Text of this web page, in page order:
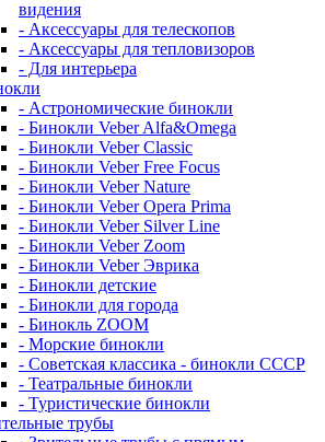
видения
- Аксессуары для телескопов
- Аксессуары для тепловизоров
- Для интерьера
- Астрономические бинокли
- Бинокли Veber Alfa&Omega
- Бинокли Veber Classic
- Бинокли Veber Free Focus
- Бинокли Veber Nature
- Бинокли Veber Opera Prima
- Бинокли Veber Silver Line
- Бинокли Veber Zoom
- Бинокли Veber Эврика
- Бинокли детские
- Бинокли для города
- Бинокль ZOOM
- Морские бинокли
- Советская классика - бинокли СССР
- Театральные бинокли
- Туристические бинокли
трубы